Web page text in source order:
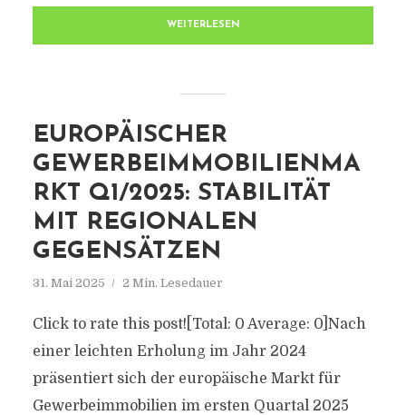
WEITERLESEN
EUROPÄISCHER
GEWERBEIMMOBILIENMA
RKT Q1/2025: STABILITÄT
MIT REGIONALEN
GEGENSÄTZEN
31. Mai 2025 2 Min. Lesedauer
Click to rate this post![Total: 0 Average: 0]Nach
einer leichten Erholung im Jahr 2024
präsentiert sich der europäische Markt für
Gewerbeimmobilien im ersten Quartal 2025